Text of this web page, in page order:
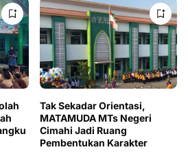
Tak Sekadar Orientasi,
MATAMUDA MTs Negeri
Cimahi Jadi Ruang
Pembentukan Karakter